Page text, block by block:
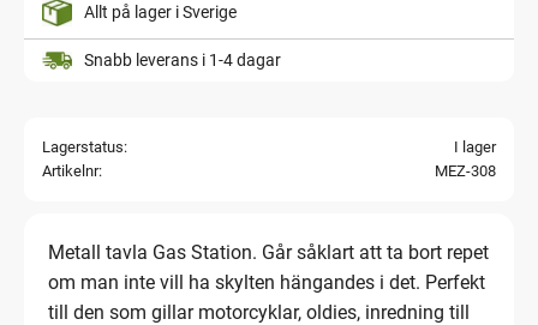
Allt på lager i Sverige
Snabb leverans i 1-4 dagar
Lagerstatus
I lager
Artikelnr
MEZ-308
Metall tavla Gas Station. Går såklart att ta bort repet
om man inte vill ha skylten hängandes i det. Perfekt
till den som gillar motorcyklar, oldies, inredning till